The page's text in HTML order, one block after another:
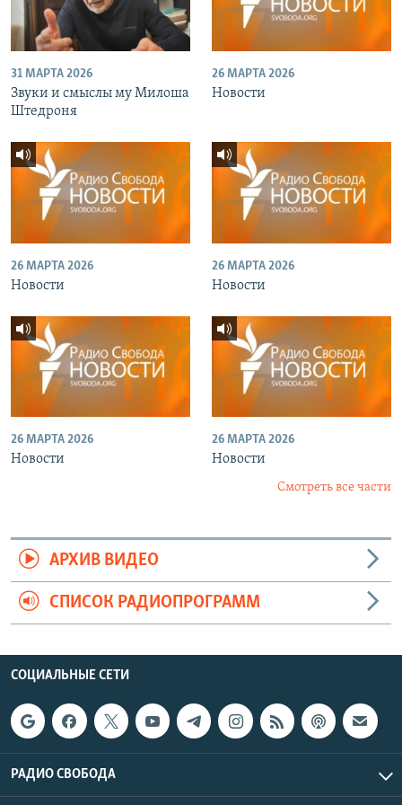
31 МАРТА 2026
Звуки и смыслы му Милоша
Штедроня
26 МАРТА 2026
Новости
26 МАРТА 2026
Новости
26 МАРТА 2026
Новости
26 МАРТА 2026
Новости
26 МАРТА 2026
Новости
Смотреть все части
АРХИВ ВИДЕО
СПИСОК РАДИОПРОГРАММ
СОЦИАЛЬНЫЕ СЕТИ
РАДИО СВОБОДА